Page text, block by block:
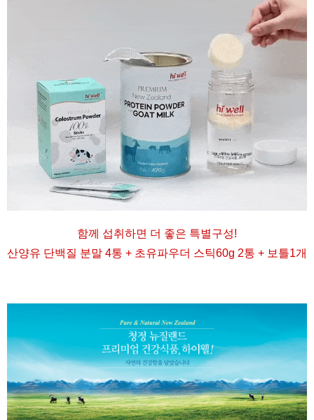
함께 섭취하면 더 좋은 특별구성!
산양유 단백질 분말 4통 + 초유파우더 스틱60g 2통 + 보틀1개